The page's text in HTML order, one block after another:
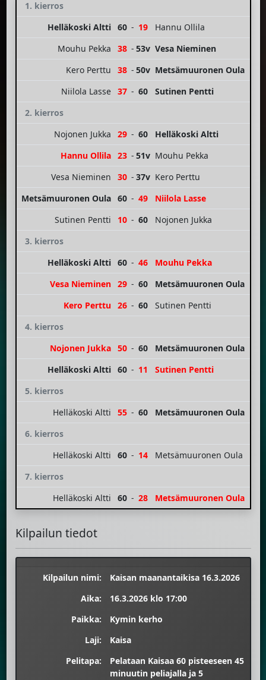
1. kierros
Helläkoski Altti
60 - 19
Hannu Ollila
Mouhu Pekka
38 - 53v Vesa Nieminen
Kero Perttu
38 - 50v Metsämuuronen Oula
Niilola Lasse
37 - 60
Sutinen Pentti
2. kierros
Nojonen Jukka
29 - 60
Helläkoski Altti
Hannu Ollila
23 - 51v Mouhu Pekka
Vesa Nieminen
30 - 37v Kero Perttu
Metsämuuronen Oula
60 - 49
Niilola Lasse
Sutinen Pentti
10 - 60
Nojonen Jukka
3. kierros
Helläkoski Altti
60 - 46
Mouhu Pekka
Vesa Nieminen
29 - 60
Metsämuuronen Oula
Kero Perttu
26 - 60
Sutinen Pentti
4. kierros
Nojonen Jukka
50 - 60
Metsämuuronen Oula
Helläkoski Altti
60 - 11
Sutinen Pentti
5. kierros
Helläkoski Altti
55 - 60
Metsämuuronen Oula
6. kierros
Helläkoski Altti
60 - 14
Metsämuuronen Oula
7. kierros
Helläkoski Altti
60 - 28 Metsämuuronen Oula
Kilpailun tiedot
Kilpailun nimi:
Kaisan maanantaikisa 16.3.2026
Aika:
16.3.2026 klo 17:00
Paikka:
Kymin kerho
Laji:
Kaisa
Pelitapa:
Pelataan Kaisaa 60 pisteeseen 45
minuutin peliajalla ja 5